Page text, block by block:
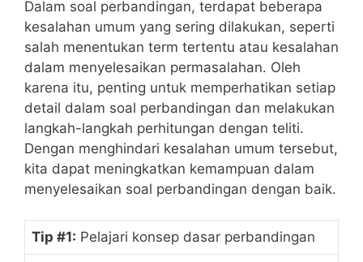
Dalam soal perbandingan, terdapat beberapa
kesalahan umum yang sering dilakukan,‍ seperti
salah menentukan term tertentu atau kesalahan
dalam ​menyelesaikan permasalahan. Oleh
karena itu, penting untuk memperhatikan setiap‍
detail dalam ⁣soal perbandingan dan​ melakukan
langkah-langkah perhitungan dengan teliti. ​
Dengan menghindari kesalahan⁢ umum tersebut,
kita dapat meningkatkan kemampuan dalam
menyelesaikan soal perbandingan dengan baik.
Tip #1: Pelajari⁢ konsep dasar perbandingan